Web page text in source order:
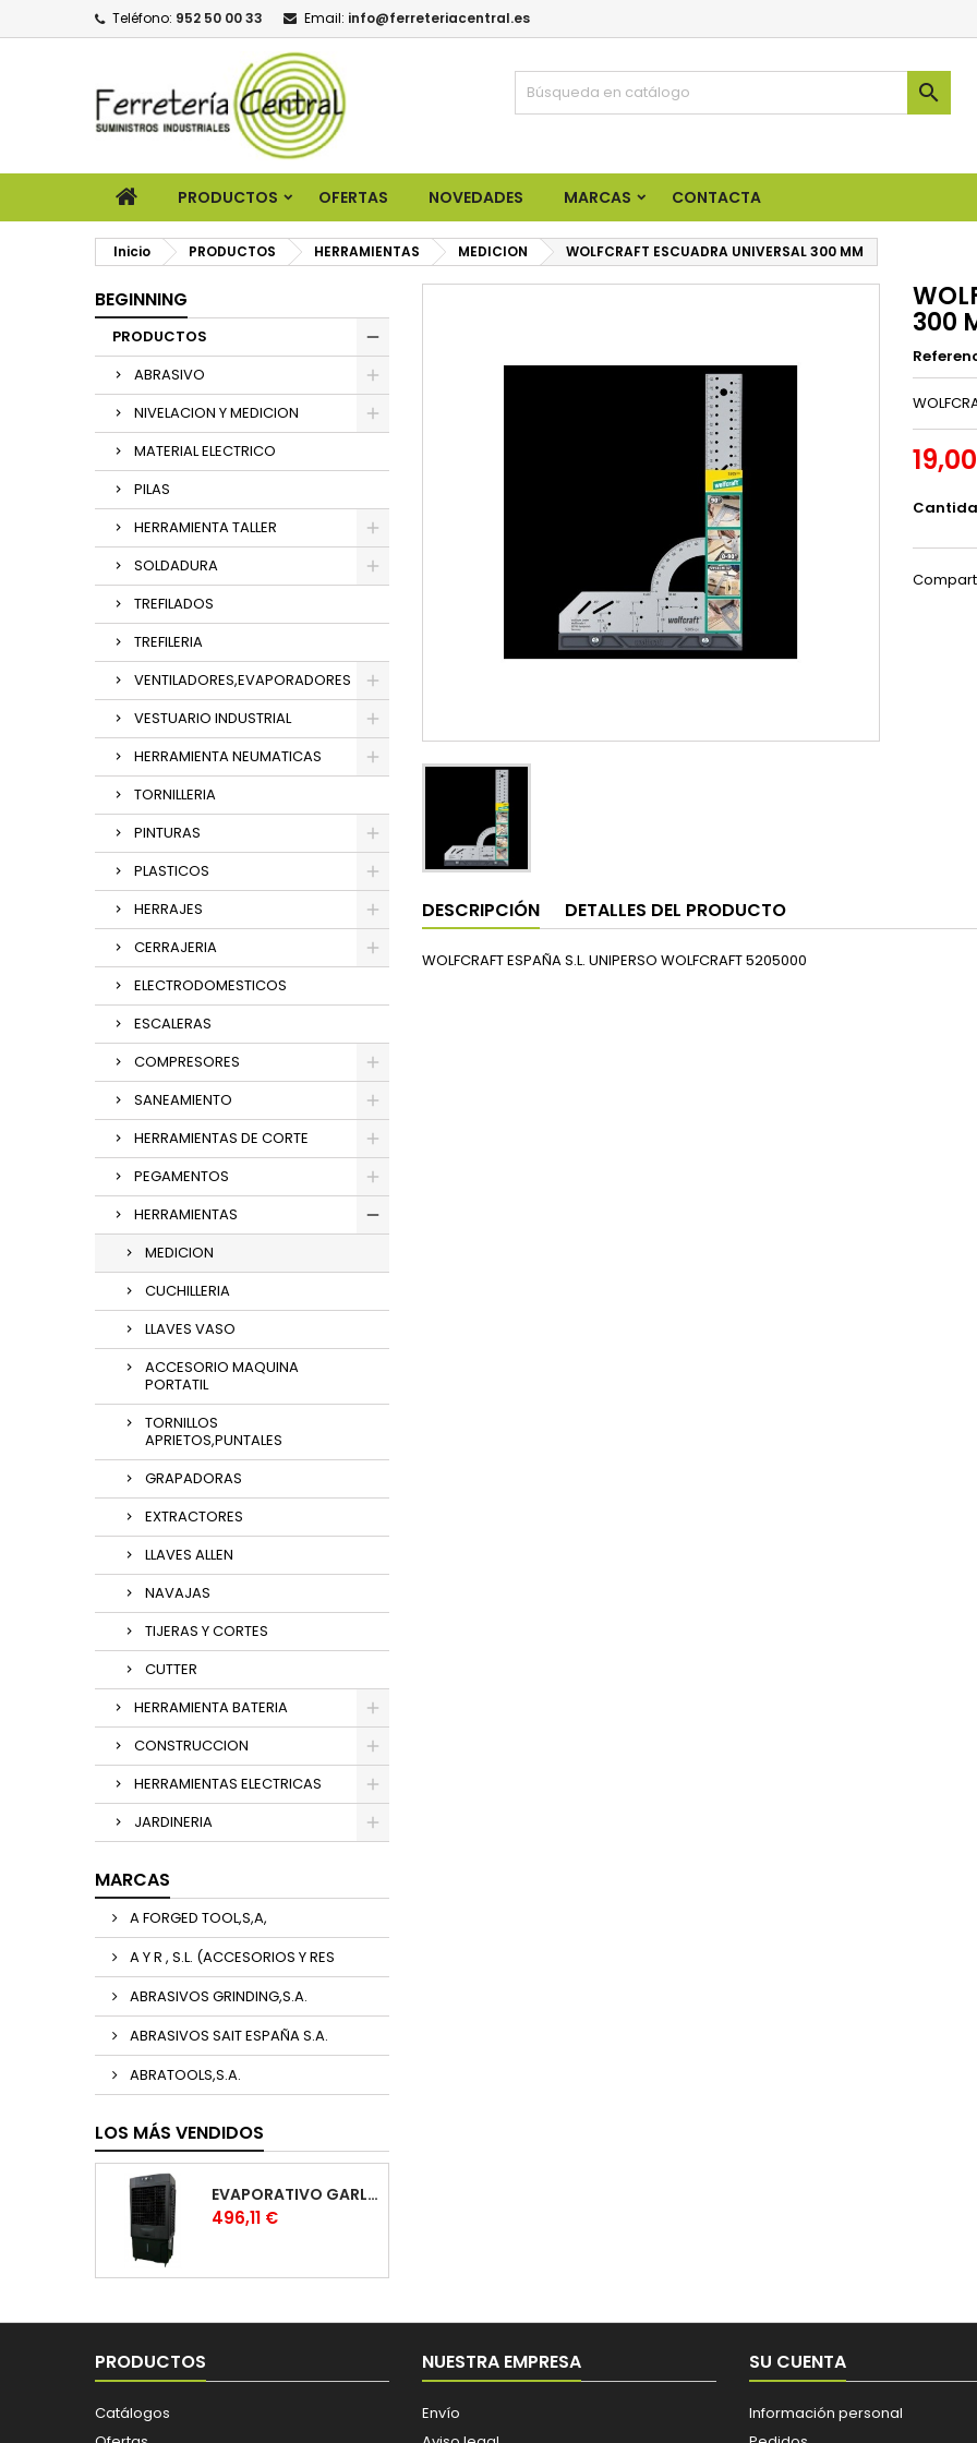
Teléfono: 952 50 00 33 Email: info@ferreteriacentral.es

PRODUCTOS OFERTAS NOVEDADES MARCAS CONTACTA
Inicio PRODUCTOS HERRAMIENTAS MEDICION WOLFCRAFT ESCUADRA UNIVERSAL 300 MM
BEGINNING
PRODUCTOS
ABRASIVO
NIVELACION Y MEDICION
MATERIAL ELECTRICO
PILAS
HERRAMIENTA TALLER
SOLDADURA
TREFILADOS
TREFILERIA
VENTILADORES,EVAPORADORES
VESTUARIO INDUSTRIAL
HERRAMIENTA NEUMATICAS
TORNILLERIA
PINTURAS
PLASTICOS
HERRAJES
CERRAJERIA
ELECTRODOMESTICOS
ESCALERAS
COMPRESORES
SANEAMIENTO
HERRAMIENTAS DE CORTE
PEGAMENTOS
HERRAMIENTAS
MEDICION
CUCHILLERIA
LLAVES VASO
ACCESORIO MAQUINA
PORTATIL
TORNILLOS
APRIETOS,PUNTALES
GRAPADORAS
EXTRACTORES
LLAVES ALLEN
NAVAJAS
TIJERAS Y CORTES
CUTTER
HERRAMIENTA BATERIA
CONSTRUCCION
HERRAMIENTAS ELECTRICAS
JARDINERIA
MARCAS
A FORGED TOOL,S,A,
A Y R , S.L. (ACCESORIOS Y RES
ABRASIVOS GRINDING,S.A.
ABRASIVOS SAIT ESPAÑA S.A.
ABRATOOLS,S.A.
LOS MÁS VENDIDOS
EVAPORATIVO GARLAND COOL 1530
Precio
496,11 €
300
DESCRIPCIÓN DETALLES DEL PRODUCTO
WOLFCRAFT ESPAÑA S.L. UNIPERSO WOLFCRAFT 5205000
PRODUCTOS
Catálogos
NUESTRA EMPRESA
Envío
SU CUENTA
Información personal